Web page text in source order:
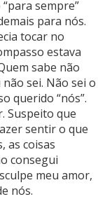
sempre”
para nós.
tocar no
estava
sabe não
sei. Não sei o
querido “nós”.
Suspeito que
sentir o que
as coisas
consegui
meu amor,
nós.